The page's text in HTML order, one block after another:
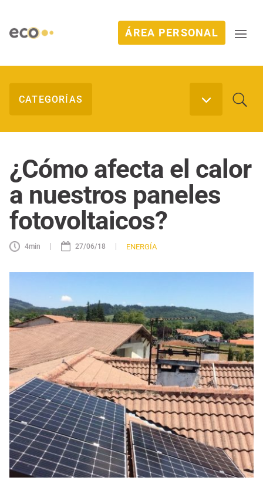
ÁREA PERSONAL
¿Cómo afecta el calor
a nuestros paneles
fotovoltaicos?
4min | 27/06/18 | ENERGÍA